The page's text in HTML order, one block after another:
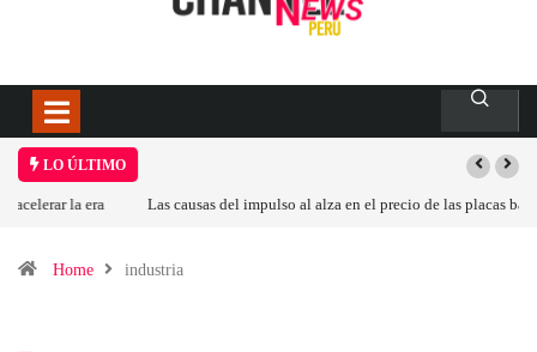
LO ÚLTIMO
Las causas del impulso al alza en el precio de las placas base
Home industria